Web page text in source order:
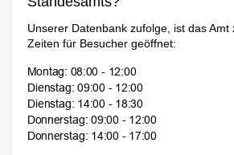
Unserer Datenbank zufolge, ist das Amt
Zeiten für Besucher geöffnet: